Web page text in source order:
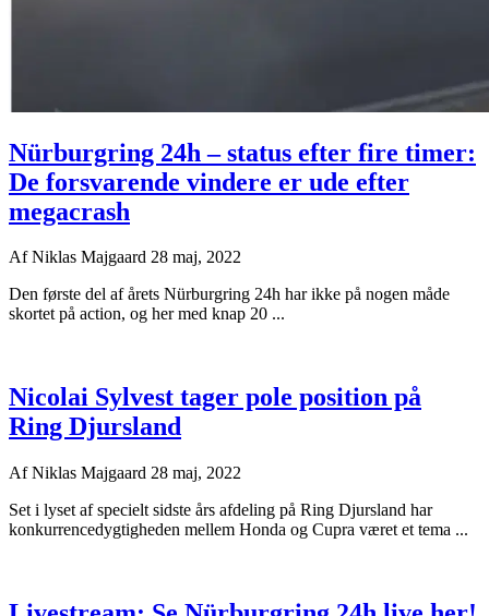
Nürburgring 24h – status efter fire timer:
De forsvarende vindere er ude efter
megacrash
AfNiklas Majgaard 28 maj, 2022
Den første del af årets Nürburgring 24h har ikke på nogen måde
skortet på action, og her med knap 20 ...
Nicolai Sylvest tager pole position på
Ring Djursland
AfNiklas Majgaard 28 maj, 2022
Set i lyset af specielt sidste års afdeling på Ring Djursland har
konkurrencedygtigheden mellem Honda og Cupra været et tema ...